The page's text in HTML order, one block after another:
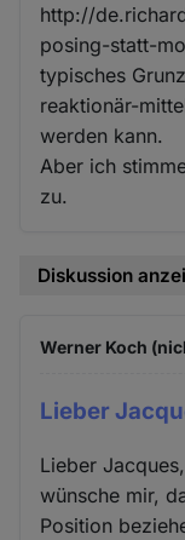
http://
posing-statt-
typisches
reaktionär-
werden kann.
Aber ich
zu.
Diskussion
Werner Koch
Lieber
Lieber
wünsche mir,
Position